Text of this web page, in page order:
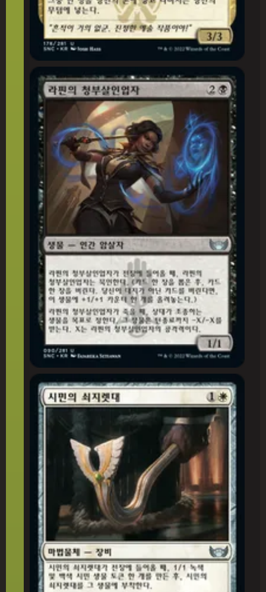
라핀의 청부살인업자
시민의 쇠지렛대